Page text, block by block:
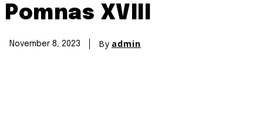
Pomnas XVIII
November 8, 2023 By admin